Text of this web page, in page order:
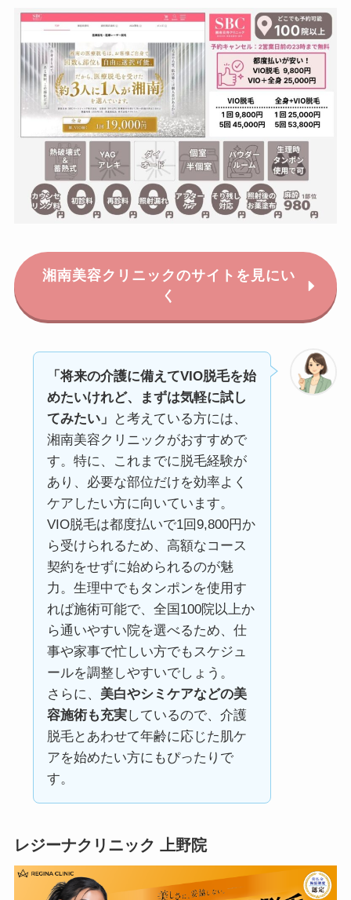
湘南美容クリニックのサイトを見にい
く
「将来の介護に備えてVIO脱毛を始
めたいけれど、まずは気軽に試し
てみたい」
と考えている方には、
湘南美容クリニックがおすすめで
す。特に、これまでに脱毛経験が
あり、必要な部位だけを効率よく
ケアしたい方に向いています。
VIO脱毛は都度払いで1回9,800円か
ら受けられるため、高額なコース
契約をせずに始められるのが魅
力。生理中でもタンポンを使用す
れば施術可能で、全国100院以上か
ら通いやすい院を選べるため、仕
事や家事で忙しい方でもスケジュ
ールを調整しやすいでしょう。
さらに、 美白やシミケアなどの美
容施術も充実しているので、介護
脱毛とあわせて年齢に応じた肌ケ
アを始めたい方にもぴったりで
す。
レジーナクリニック 上野院